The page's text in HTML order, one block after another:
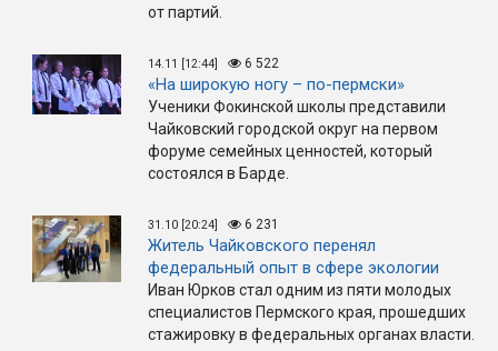
от партий.
14.11 [12:44] 6 522
«На широкую ногу – по-пермски»
Ученики Фокинской школы представили
Чайковский городской округ на первом
форуме семейных ценностей, который
состоялся в Барде.
31.10 [20:24] 6 231
Житель Чайковского перенял
федеральный опыт в сфере экологии
Иван Юрков стал одним из пяти молодых
специалистов Пермского края, прошедших
стажировку в федеральных органах власти.